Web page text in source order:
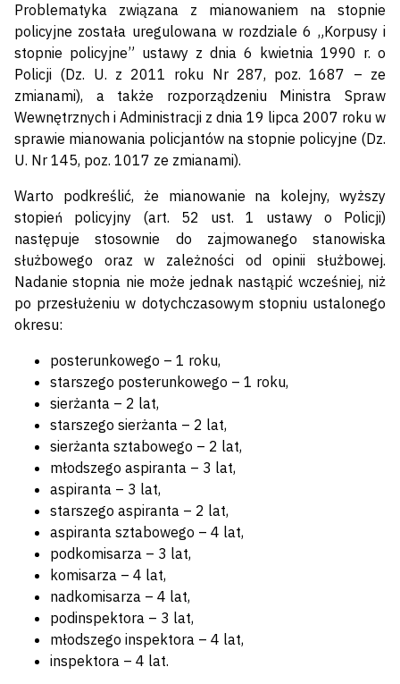
Problematyka związana z mianowaniem na stopnie
policyjne została uregulowana w rozdziale 6 „Korpusy i
stopnie policyjne” ustawy z dnia 6 kwietnia 1990 r. o
Policji (Dz. U. z 2011 roku Nr 287, poz. 1687 – ze
zmianami), a także rozporządzeniu Ministra Spraw
Wewnętrznych i Administracji z dnia 19 lipca 2007 roku w
sprawie mianowania policjantów na stopnie policyjne (Dz.
U. Nr 145, poz. 1017 ze zmianami).
Warto podkreślić, że mianowanie na kolejny, wyższy
stopień policyjny (art. 52 ust. 1 ustawy o Policji)
następuje stosownie do zajmowanego stanowiska
służbowego oraz w zależności od opinii służbowej.
Nadanie stopnia nie może jednak nastąpić wcześniej, niż
po przesłużeniu w dotychczasowym stopniu ustalonego
okresu:
posterunkowego – 1 roku,
starszego posterunkowego – 1 roku,
sierżanta – 2 lat,
starszego sierżanta – 2 lat,
sierżanta sztabowego – 2 lat,
młodszego aspiranta – 3 lat,
aspiranta – 3 lat,
starszego aspiranta – 2 lat,
aspiranta sztabowego – 4 lat,
podkomisarza – 3 lat,
komisarza – 4 lat,
nadkomisarza – 4 lat,
podinspektora – 3 lat,
młodszego inspektora – 4 lat,
inspektora – 4 lat.